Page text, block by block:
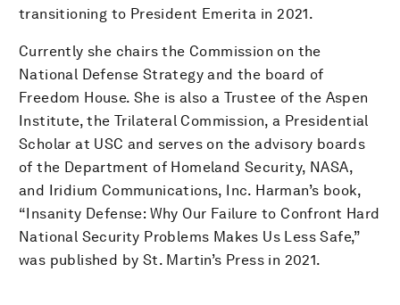
transitioning to President Emerita in 2021.
Currently she chairs the Commission on the
National Defense Strategy and the board of
Freedom House. She is also a Trustee of the Aspen
Institute, the Trilateral Commission, a Presidential
Scholar at USC and serves on the advisory boards
of the Department of Homeland Security, NASA,
and Iridium Communications, Inc. Harman’s book,
“Insanity Defense: Why Our Failure to Confront Hard
National Security Problems Makes Us Less Safe,”
was published by St. Martin’s Press in 2021.